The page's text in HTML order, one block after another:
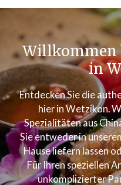
Willkommen
in
Entdecken Sie die
hier in Wetzikon.
Spezialitäten aus
Sie entweder in
Hause liefern lassen
Für Ihren speziellen
unkomplizierter